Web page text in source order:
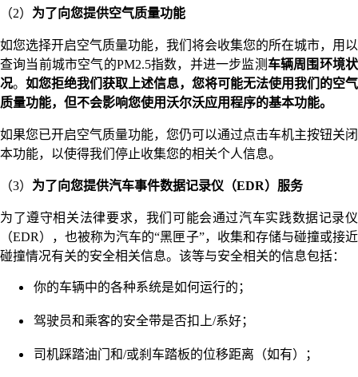
（2） 为了向您提供空气质量功能
如您选择开启空气质量功能，我们将会收集您的所在城市，用以
查询当前城市空气的PM2.5指数，并进一步监测 车辆周围环境状
况。 如您拒绝我们获取上述信息，您将可能无法使用我们的空气
质量功能，但不会影响您使用沃尔沃应用程序的基本功能。
如果您已开启空气质量功能，您仍可以通过点击车机主按钮关闭
本功能，以使得我们停止收集您的相关个人信息。
（3） 为了向您提供汽车事件数据记录仪（EDR）服务
为了遵守相关法律要求，我们可能会通过汽车实践数据记录仪
（EDR），也被称为汽车的“黑匣子”，收集和存储与碰撞或接近
碰撞情况有关的安全相关信息。该等与安全相关的信息包括：
你的车辆中的各种系统是如何运行的；
驾驶员和乘客的安全带是否扣上/系好；
司机踩踏油门和/或刹车踏板的位移距离（如有）；